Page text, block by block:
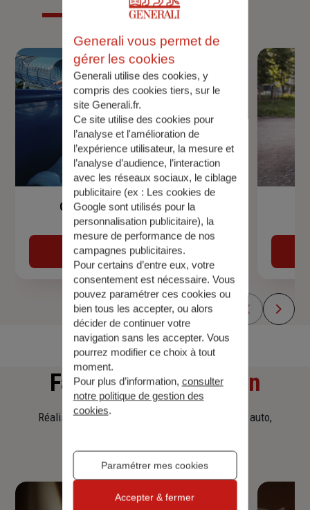
Garantie Accidents de la Vie
Découvrir
Faitesune simulation
Réalisez une simulation tarifaire d'assurance, auto,
Generali vous permet de
gérer les cookies
Generali utilise des cookies, y
compris des cookies tiers, sur le
site Generali.fr.
Ce site utilise des cookies pour
l’analyse et l'amélioration de
l’expérience utilisateur, la mesure et
l’analyse d’audience, l’interaction
avec les réseaux sociaux, le ciblage
publicitaire (ex : Les cookies de
Google sont utilisés pour la
personnalisation publicitaire), la
mesure de performance de nos
campagnes publicitaires.
Pour certains d’entre eux, votre
consentement est nécessaire. Vous
pouvez paramétrer ces cookies ou
bien tous les accepter, ou alors
décider de continuer votre
navigation sans les accepter. Vous
pourrez modifier ce choix à tout
moment.
Pour plus d’information, consulter
notre politique de gestion des
cookies.
Paramétrer mes cookies
Accepter & fermer